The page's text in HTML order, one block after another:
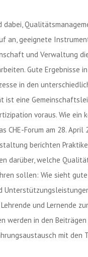
an, geeignete
und Verwaltung
Gute Ergebnisse
in den
ist eine
voraus. Wie ein
CHE-Forum am 28. April
berichten
darüber, welche
sollen: Wie sieht
und Lernende
werden in den
mit den